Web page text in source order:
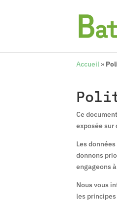
Accueil »
Ce
exposée sur
Les
donnons
engageons
Nous vous
les